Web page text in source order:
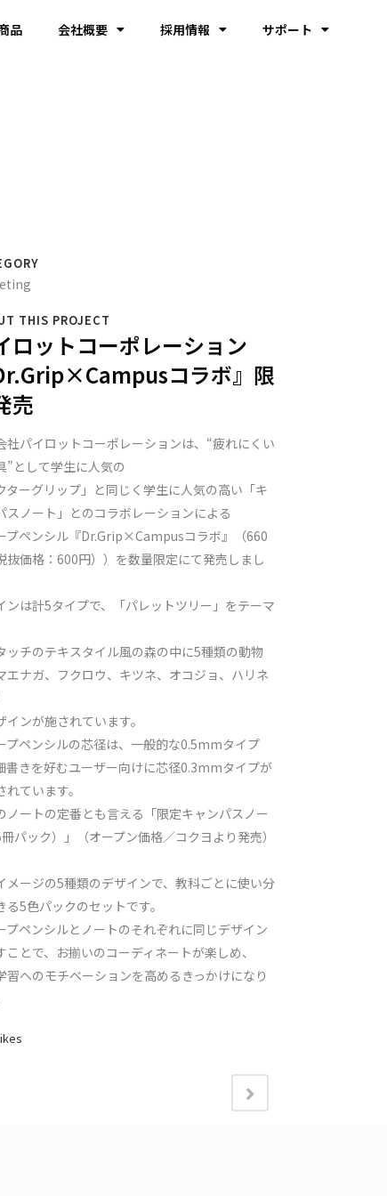
品 会社概要 採用情報 サポート
THIS PROJECT
ロットコーポレーション
コラボ』限
売
社パイロットコーポレーションは、“疲れにくい
”として学生に人気の
ターグリップ」と同じく学生に人気の高い「キ
スノート」とのコラボレーションによる
プペンシル『Dr.Grip×Campusコラボ』（660
抜価格：600円））を数量限定にて発売しまし
ンは計5タイプで、「パレットツリー」をテーマ
ッチのテキスタイル風の森の中に5種類の動物
エナガ、フクロウ、キツネ、オコジョ、ハリネ
インが施されています。
プペンシルの芯径は、一般的な0.5mmタイプ
書きを好むユーザー向けに芯径0.3mmタイプが
れています。
ノートの定番とも言える「限定キャンパスノー
冊パック）」（オープン価格／コクヨより発売）
メージの5種類のデザインで、教科ごとに使い分
る5色パックのセットです。
プペンシルとノートのそれぞれに同じデザイン
ことで、お揃いのコーディネートが楽しめ、
習へのモチベーションを高めるきっかけになり